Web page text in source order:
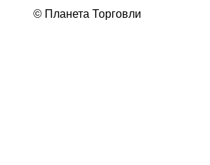
© Планета Торговли